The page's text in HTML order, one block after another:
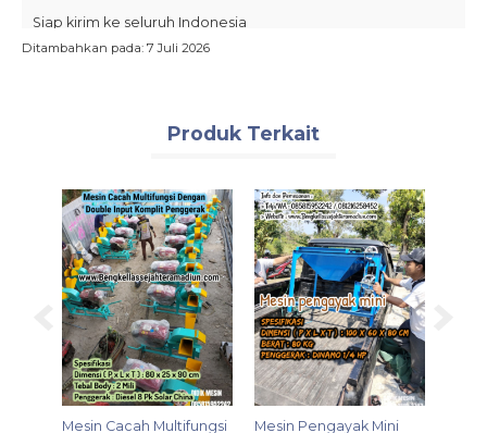
Siap kirim ke seluruh Indonesia
Ditambahkan pada: 7 Juli 2026
Produk Terkait
Mesin Cacah Multifungsi Mesin Pengayak Mini